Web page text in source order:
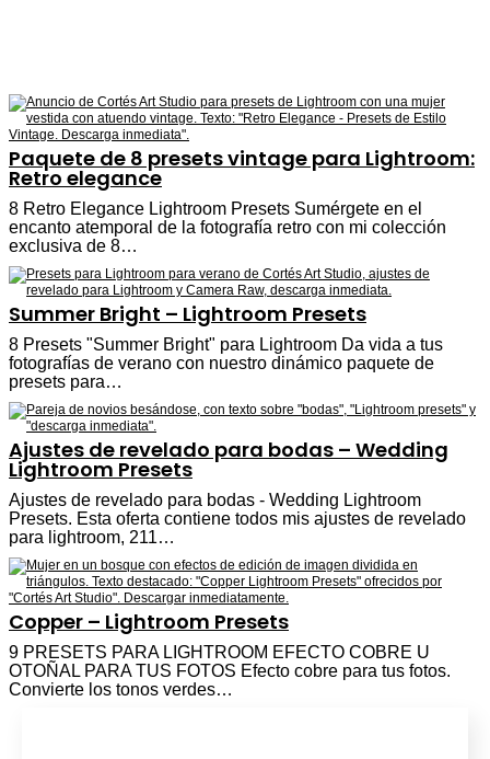
Paquete de 8 presets vintage para Lightroom:
Retro elegance
8 Retro Elegance Lightroom Presets Sumérgete en el
encanto atemporal de la fotografía retro con mi colección
exclusiva de 8…
Summer Bright – Lightroom Presets
8 Presets "Summer Bright" para Lightroom Da vida a tus
fotografías de verano con nuestro dinámico paquete de
presets para…
Ajustes de revelado para bodas – Wedding
Lightroom Presets
Ajustes de revelado para bodas - Wedding Lightroom
Presets. Esta oferta contiene todos mis ajustes de revelado
para lightroom, 211…
Copper – Lightroom Presets
9 PRESETS PARA LIGHTROOM EFECTO COBRE U
OTOÑAL PARA TUS FOTOS Efecto cobre para tus fotos.
Convierte los tonos verdes…